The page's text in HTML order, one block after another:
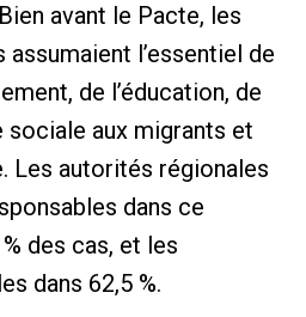
avant le Pacte, les
l’essentiel de
de l’éducation, de
sociale aux migrants et
Les autorités régionales
dans ce
des cas, et les
dans 62,5 %.